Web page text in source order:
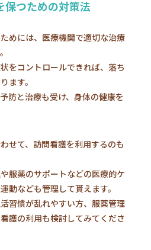
保つための対策法
めには、医療機関で適切な治療
をコントロールできれば、落ち
ます。
防と治療も受け、身体の健康を
せて、訪問看護を利用するのも
服薬のサポートなどの医療的ケ
動なども管理して貰えます。
習慣が乱れやすい方、服薬管理
護の利用も検討してみてくださ